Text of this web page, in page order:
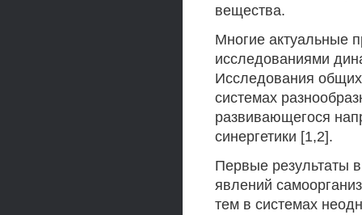
вещества.
Многие актуальные
исследованиями
Исследования
системах
развивающегося
синергетики [1,2].
Первые результаты
явлений
тем в системах